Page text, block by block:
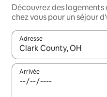
Découvrez des logements
chez vous pour un séjour
Adresse
Lorsque les résultats
Arrivée